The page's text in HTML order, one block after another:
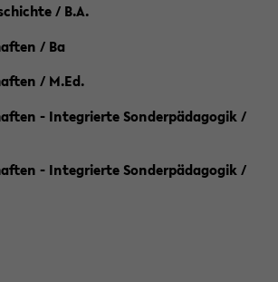
/ B.A.
/ Ba
/ M.Ed.
- Integrierte Sonderpädagogik /
- Integrierte Sonderpädagogik /